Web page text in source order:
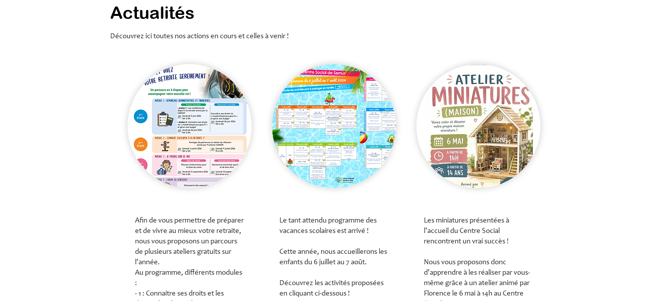
Actualités
Découvrez ici toutes nos actions en cours et celles à venir !
Afin de vous permettre de préparer
et de vivre au mieux votre retraite,
nous vous proposons un parcours
de plusieurs ateliers gratuits sur
l'année.
Au programme, différents modules
:
- 1 : Connaitre ses droits et les
Le tant attendu programme des
vacances scolaires est arrivé !
Cette année, nous accueillerons les
enfants du 6 juillet au 7 août.
Découvrez les activités proposées
en cliquant ci-dessous !
Les miniatures présentées à
l'accueil du Centre Social
rencontrent un vrai succès !
Nous vous proposons donc
d'apprendre à les réaliser par vous-
même grâce à un atelier animé par
Florence le 6 mai à 14h au Centre